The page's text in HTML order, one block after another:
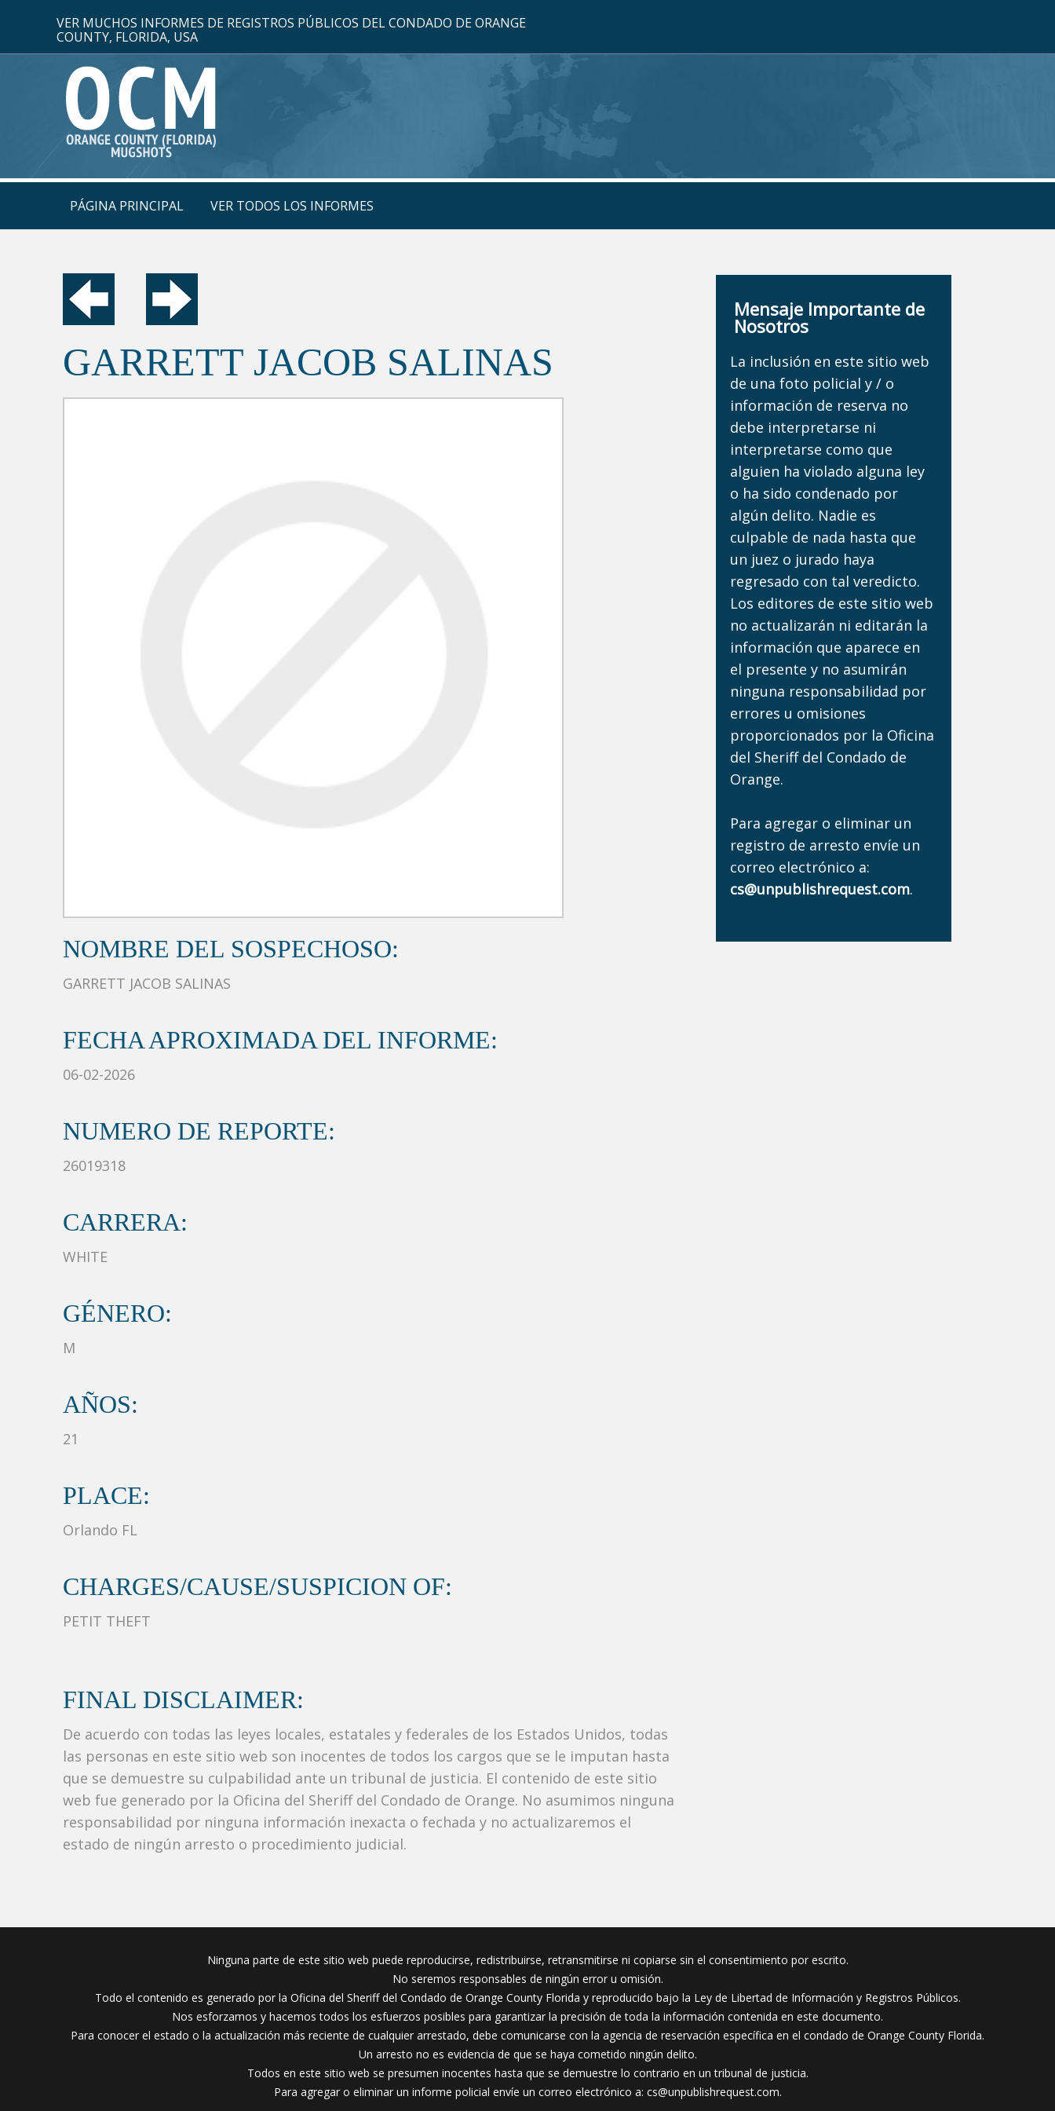
VER MUCHOS INFORMES DE REGISTROS PÚBLICOS DEL CONDADO DE ORANGE
COUNTY, FLORIDA, USA
PÁGINA PRINCIPAL VER TODOS LOS INFORMES
GARRETT JACOB SALINAS
NOMBRE DEL SOSPECHOSO:
GARRETT JACOB SALINAS
FECHA APROXIMADA DEL INFORME:
06-02-2026
NUMERO DE REPORTE:
26019318
CARRERA:
WHITE
GÉNERO:
M
AÑOS:
21
PLACE:
Orlando FL
CHARGES/CAUSE/SUSPICION OF:
PETIT THEFT
FINAL DISCLAIMER:
De acuerdo con todas las leyes locales, estatales y federales de los Estados Unidos, todas
las personas en este sitio web son inocentes de todos los cargos que se le imputan hasta
que se demuestre su culpabilidad ante un tribunal de justicia. El contenido de este sitio
web fue generado por la Oficina del Sheriff del Condado de Orange. No asumimos ninguna
responsabilidad por ninguna información inexacta o fechada y no actualizaremos el
estado de ningún arresto o procedimiento judicial.
Mensaje Importante de
Nosotros
La inclusión en este sitio web
de una foto policial y / o
información de reserva no
debe interpretarse ni
interpretarse como que
alguien ha violado alguna ley
o ha sido condenado por
algún delito. Nadie es
culpable de nada hasta que
un juez o jurado haya
regresado con tal veredicto.
Los editores de este sitio web
no actualizarán ni editarán la
información que aparece en
el presente y no asumirán
ninguna responsabilidad por
errores u omisiones
proporcionados por la Oficina
del Sheriff del Condado de
Orange.
Para agregar o eliminar un
registro de arresto envíe un
correo electrónico a:
cs@unpublishrequest.com.
Ninguna parte de este sitio web puede reproducirse, redistribuirse, retransmitirse ni copiarse sin el consentimiento por escrito.
No seremos responsables de ningún error u omisión.
Todo el contenido es generado por la Oficina del Sheriff del Condado de Orange County Florida y reproducido bajo la Ley de Libertad de Información y Registros Públicos.
Nos esforzamos y hacemos todos los esfuerzos posibles para garantizar la precisión de toda la información contenida en este documento.
Para conocer el estado o la actualización más reciente de cualquier arrestado, debe comunicarse con la agencia de reservación específica en el condado de Orange County Florida.
Un arresto no es evidencia de que se haya cometido ningún delito.
Todos en este sitio web se presumen inocentes hasta que se demuestre lo contrario en un tribunal de justicia.
Para agregar o eliminar un informe policial envíe un correo electrónico a: cs@unpublishrequest.com.